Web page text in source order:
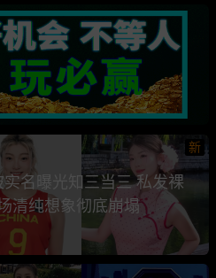
新
名曝光知三当三 私发裸
清纯想象彻底崩塌